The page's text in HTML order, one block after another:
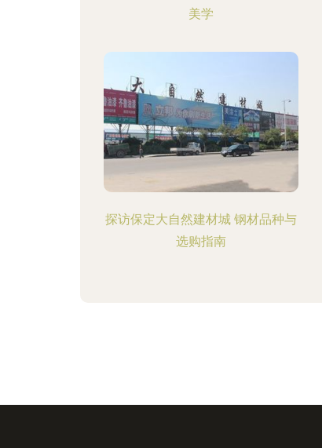
美学
探访保定大自然建材城 钢材品种与
选购指南